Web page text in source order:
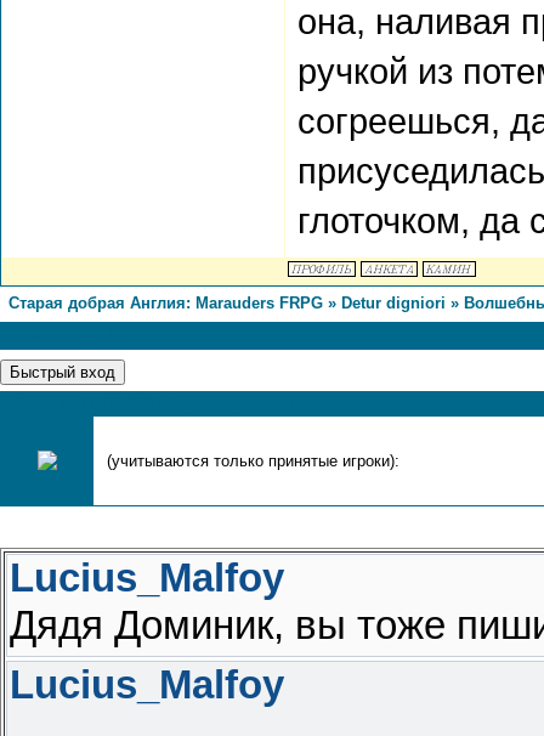
она, наливая
ручкой из
согреешься,
глоточком, да
Старая добрая Англия: Marauders FRPG » Detur digniori »
(учитываются только принятые игроки):